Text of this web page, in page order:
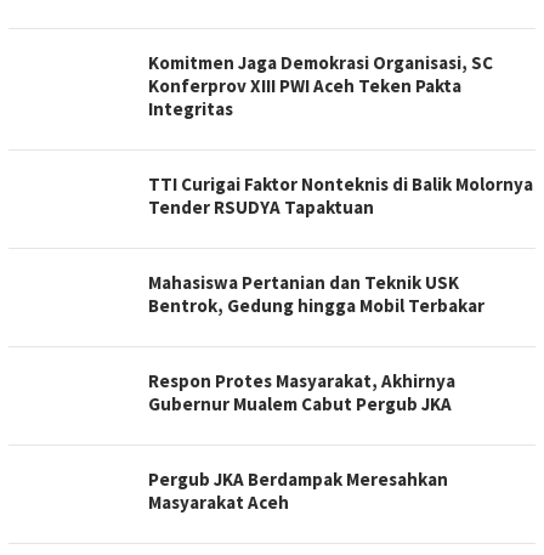
Komitmen Jaga Demokrasi Organisasi, SC
Konferprov XIII PWI Aceh Teken Pakta
Integritas
TTI Curigai Faktor Nonteknis di Balik Molornya
Tender RSUDYA Tapaktuan
Mahasiswa Pertanian dan Teknik USK
Bentrok, Gedung hingga Mobil Terbakar
Respon Protes Masyarakat, Akhirnya
Gubernur Mualem Cabut Pergub JKA
Pergub JKA Berdampak Meresahkan
Masyarakat Aceh